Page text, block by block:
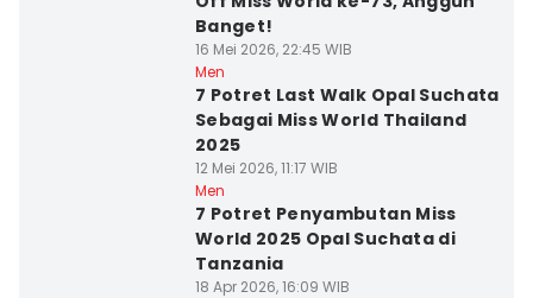
Banget!
16 Mei 2026, 22:45 WIB
Men
7 Potret Last Walk Opal Suchata
Sebagai Miss World Thailand
2025
12 Mei 2026, 11:17 WIB
Men
7 Potret Penyambutan Miss
World 2025 Opal Suchata di
Tanzania
18 Apr 2026, 16:09 WIB